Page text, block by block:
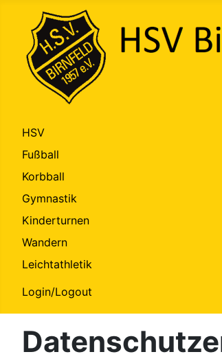
HSV
Fußball
Korbball
Gymnastik
Kinderturnen
Wandern
Leichtathletik
Login/Logout